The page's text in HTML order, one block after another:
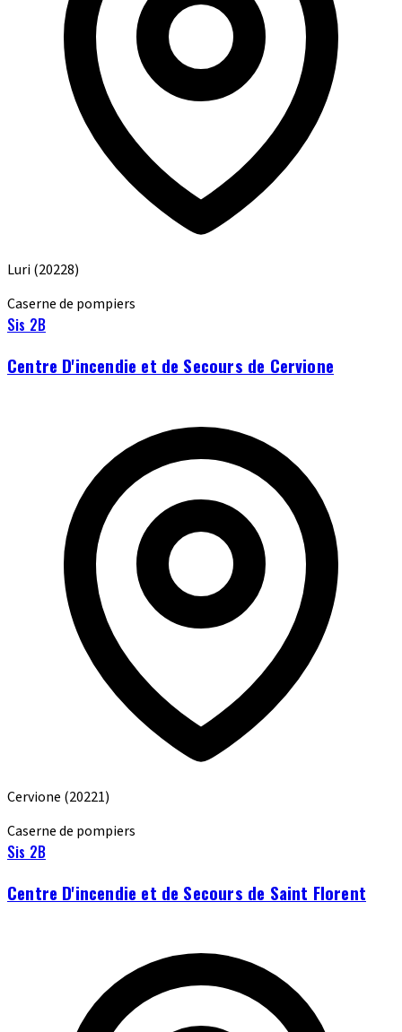
Luri(20228)
Caserne de pompiers
Sis 2B
Centre D'incendie et de Secours de Cervione
Cervione (20221)
Caserne de pompiers
Sis 2B
Centre D'incendie et de Secours de Saint Florent